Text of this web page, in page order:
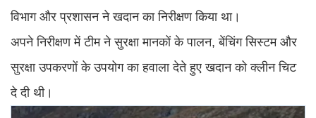
विभाग और प्रशासन ने खदान का निरीक्षण किया था।
अपने निरीक्षण में टीम ने सुरक्षा मानकों के पालन, बेंचिंग सिस्टम और
सुरक्षा उपकरणों के उपयोग का हवाला देते हुए खदान को क्लीन चिट
दे दी थी।